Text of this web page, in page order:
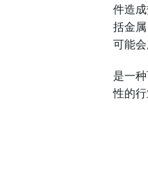
件造
括金
可能
是一
性的行